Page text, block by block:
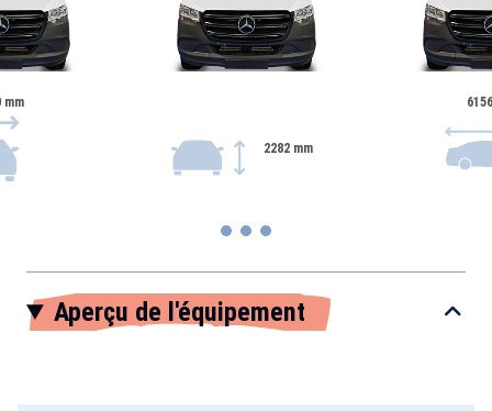
mm
2282 mm
Aperçu de l'équipement